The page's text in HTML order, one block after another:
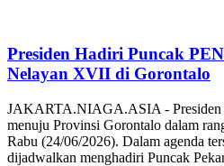
Presiden Hadiri Puncak
Nelayan XVII di Gorontalo
JAKARTA.NIAGA.ASIA - Presiden
menuju Provinsi Gorontalo dalam
Rabu (24/06/2026). Dalam agenda
dijadwalkan menghadiri Puncak